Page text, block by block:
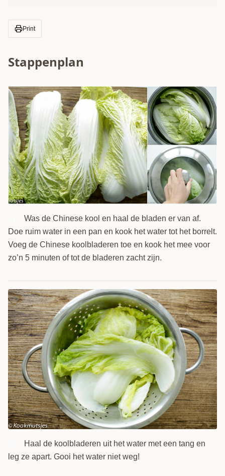
Print
Stappenplan
Was de Chinese kool en haal de bladen er van af.
Doe ruim water in een pan en kook het water tot het borrelt.
Voeg de Chinese koolbladeren toe en kook het mee voor
zo’n 5 minuten of tot de bladeren zacht zijn.
Haal de koolbladeren uit het water met een tang en
leg ze apart. Gooi het water niet weg!